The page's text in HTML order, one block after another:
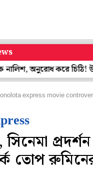
করে চিঠি! উত্তর দেবেন
express movie
তোপ